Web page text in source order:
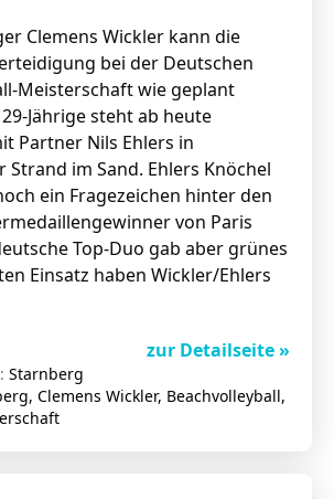
Clemens Wickler kann die
bei der Deutschen
Meisterschaft wie geplant
Jährige steht ab heute
Partner Nils Ehlers in
im Sand. Ehlers Knöchel
ein Fragezeichen hinter den
von Paris
Top-Duo gab aber grünes
Einsatz haben Wickler/Ehlers
zur Detailseite »
Starnberg
Clemens Wickler, Beachvolleyball,